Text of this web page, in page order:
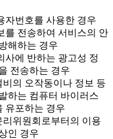
자번호를 사용한 경우
를 전송하여 서비스의 안
해하는 경우
사에 반하는 광고성 정
전송하는 경우
비의 오작동이나 정보 등
하는 컴퓨터 바이러스
유포하는 경우
리위원회로부터의 이용
인 경우